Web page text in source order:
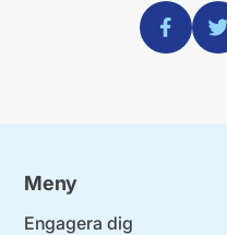
Dela via
Meny
Engagera dig